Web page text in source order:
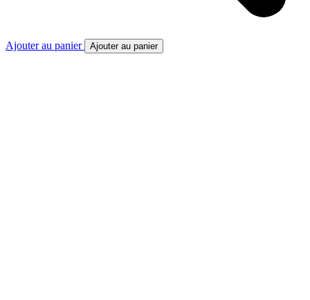
Ajouter au panier Ajouter au panier